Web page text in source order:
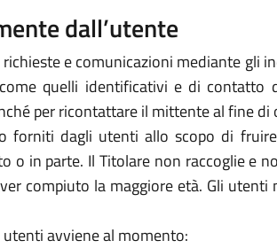
dall’utente
e comunicazioni mediante
quelli identificativi e di
per ricontattare il mittente al fine
forniti dagli utenti allo scopo di
o in parte. Il Titolare non raccoglie e
compiuto la maggiore età. Gli
avviene al momento: